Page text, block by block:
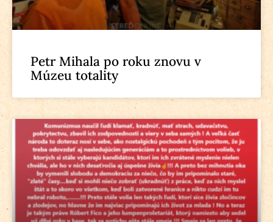
Petr Mihala po roku znovu v
Múzeu totality